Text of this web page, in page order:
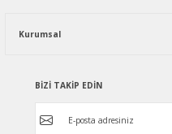
Kurumsal
BİZİ TAKİP EDİN